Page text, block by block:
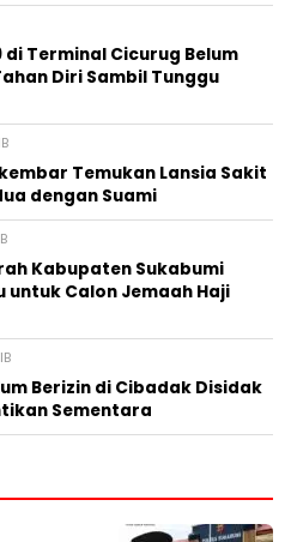
Terminal Cicurug Belum
Diri Sambil Tunggu
Temukan Lansia Sakit
dengan Suami
Kabupaten Sukabumi
Calon Jemaah Haji
Berizin di Cibadak Disidak
Sementara‎